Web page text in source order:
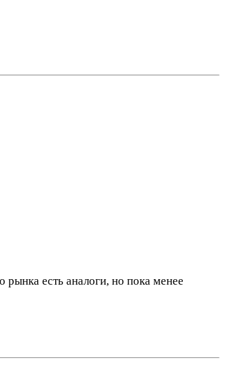
рынка есть аналоги, но пока менее